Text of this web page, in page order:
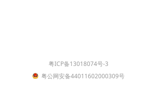
粤ICP备13018074号-3
粤公网安备44011602000309号